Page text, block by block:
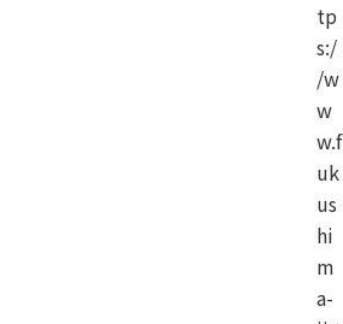
tp
s:/
/w
w
w.f
uk
us
hi
m
a-